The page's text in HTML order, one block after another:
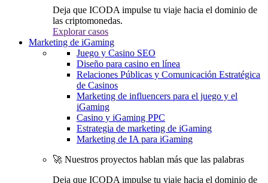
Deja que ICODA impulse tu viaje hacia el dominio de
las criptomonedas.
Explorar casos
Marketing de iGaming
Juego y Casino SEO
Diseño para casino en línea
Relaciones Públicas y Comunicación Estratégica
de Casinos
Marketing de influencers para el juego y el
iGaming
Casino y iGaming PPC
Estrategia de marketing de iGaming
Marketing de IA para iGaming
🚀 Nuestros proyectos hablan más que las palabras
Deja que ICODA impulse tu viaje hacia el dominio de